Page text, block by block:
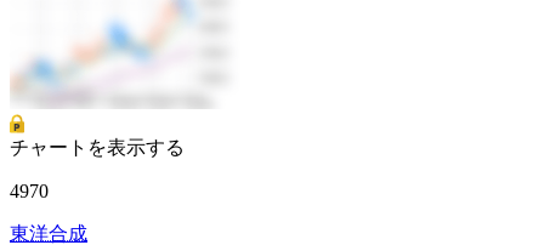
チャートを表示する
4970
東洋合成